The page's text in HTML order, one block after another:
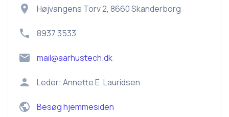
Højvangens Torv 2, 8660 Skanderborg
8937 3533
mail@aarhustech.dk
Leder: Annette E. Lauridsen
Besøg hjemmesiden